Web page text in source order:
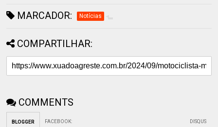
MARCADOR: Notícias
COMPARTILHAR:
COMMENTS
BLOGGER FACEBOOK: DISQUS